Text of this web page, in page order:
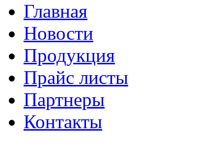
Главная
Новости
Продукция
Прайс листы
Партнеры
Контакты